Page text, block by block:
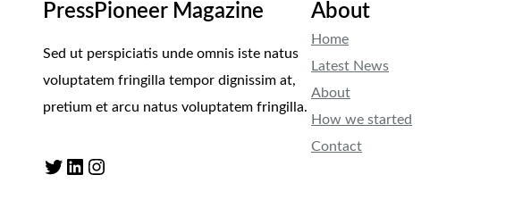
PressPioneer Magazine
Sed ut perspiciatis unde omnis iste natus
voluptatem fringilla tempor dignissim at,
pretium et arcu natus voluptatem fringilla.
Twitter LinkedIn Instagram
About
Home
Latest News
About
How we started
Contact